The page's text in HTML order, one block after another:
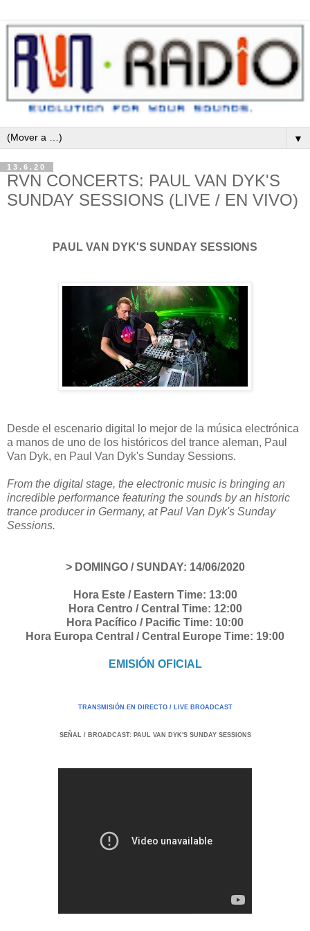
▼
13.6.20
RVN CONCERTS: PAUL VAN DYK'S
SUNDAY SESSIONS (LIVE / EN VIVO)
PAUL VAN DYK'S SUNDAY SESSIONS
Desde el escenario digital lo mejor de la música electrónica
a manos de uno de los históricos del trance aleman, Paul
Van Dyk, en Paul Van Dyk's Sunday Sessions.
From the digital stage, the electronic music is bringing an
incredible performance featuring the sounds by an historic
trance producer in Germany, at Paul Van Dyk's Sunday
Sessions.
> DOMINGO / SUNDAY: 14/06/2020
Hora Este / Eastern Time: 13:00
Hora Centro / Central Time: 12:00
Hora Pacífico / Pacific Time: 10:00
Hora Europa Central / Central Europe Time: 19:00
EMISIÓN OFICIAL
TRANSMISIÓN EN DIRECTO / LIVE BROADCAST
SEÑAL / BROADCAST: PAUL VAN DYK'S SUNDAY SESSIONS